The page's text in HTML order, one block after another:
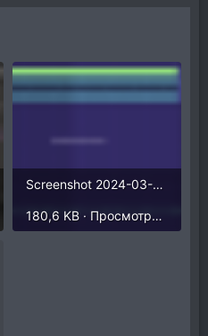
Screenshot 2024-03-30 at 13.58.01.png
180,6 KB · Просмотры: 241